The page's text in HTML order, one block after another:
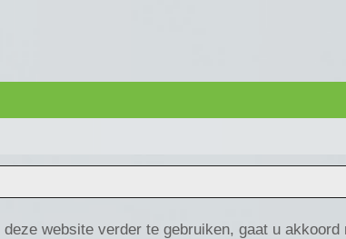
website verder te gebruiken, gaat u